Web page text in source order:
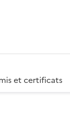
et certificats